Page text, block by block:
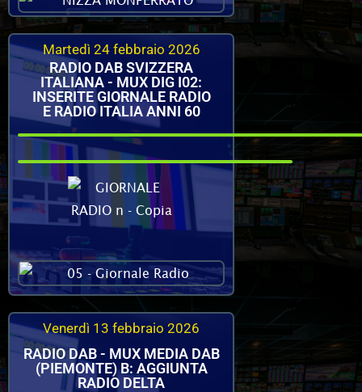
Martedì 24 febbraio 2026
RADIO DAB SVIZZERA
ITALIANA - MUX DIG I02:
INSERITE GIORNALE RADIO
E RADIO ITALIA ANNI 60
Venerdì 13 febbraio 2026
RADIO DAB - MUX MEDIA DAB
(PIEMONTE) B: AGGIUNTA
RADIO DELTA